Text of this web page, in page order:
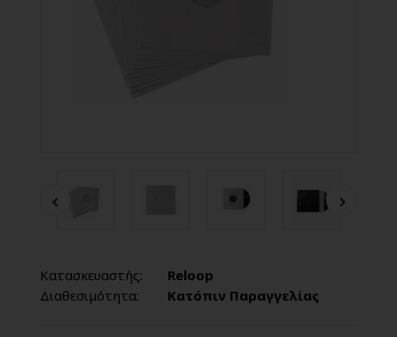
Κατασκευαστής:
Reloop
Διαθεσιμότητα:
Κατόπιν Παραγγελίας